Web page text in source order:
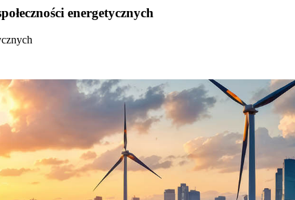
energetycznych